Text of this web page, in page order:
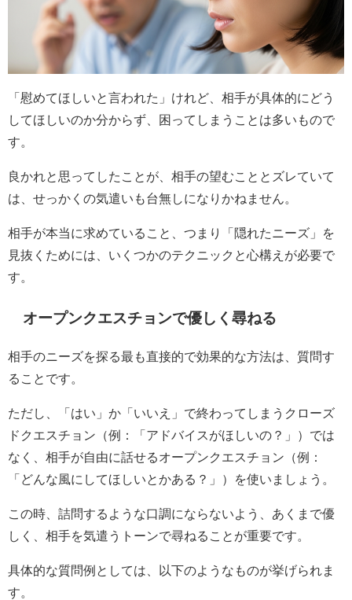
「慰めてほしいと言われた」けれど、相手が具体的にどう
してほしいのか分からず、困ってしまうことは多いもので
す。
良かれと思ってしたことが、相手の望むこととズレていて
は、せっかくの気遣いも台無しになりかねません。
相手が本当に求めていること、つまり「隠れたニーズ」を
見抜くためには、いくつかのテクニックと心構えが必要で
す。
オープンクエスチョンで優しく尋ねる
相手のニーズを探る最も直接的で効果的な方法は、質問す
ることです。
ただし、「はい」か「いいえ」で終わってしまうクローズ
ドクエスチョン（例：「アドバイスがほしいの？」）では
なく、相手が自由に話せるオープンクエスチョン（例：
「どんな風にしてほしいとかある？」）を使いましょう。
この時、詰問するような口調にならないよう、あくまで優
しく、相手を気遣うトーンで尋ねることが重要です。
具体的な質問例としては、以下のようなものが挙げられま
す。